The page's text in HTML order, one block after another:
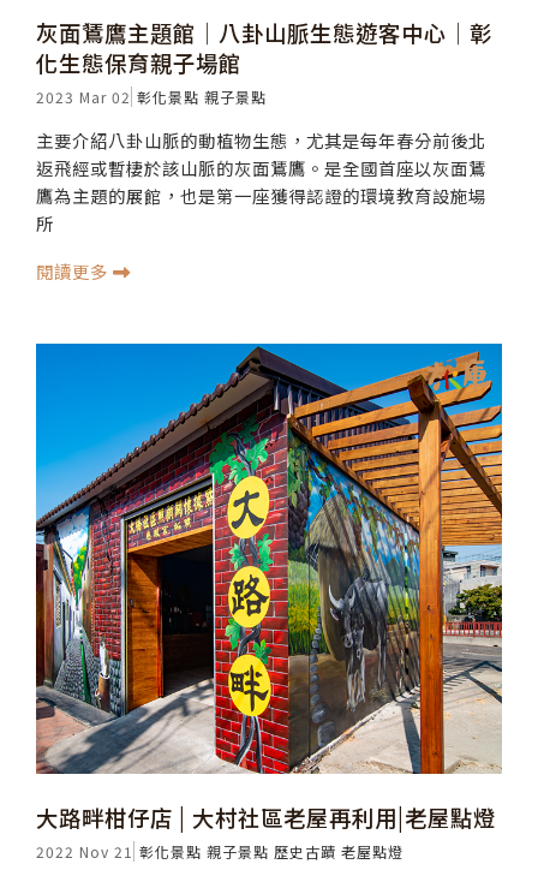
灰面鵟鷹主題館│八卦山脈生態遊客中心│彰
化生態保育親子場館
2023 Mar 02 彰化景點 親子景點
主要介紹八卦山脈的動植物生態，尤其是每年春分前後北
返飛經或暫棲於該山脈的灰面鵟鷹。是全國首座以灰面鵟
鷹為主題的展館，也是第一座獲得認證的環境教育設施場
所
閱讀更多
大路畔柑仔店 | 大村社區老屋再利用|老屋點燈
2022 Nov 21 彰化景點 親子景點 歷史古蹟 老屋點燈